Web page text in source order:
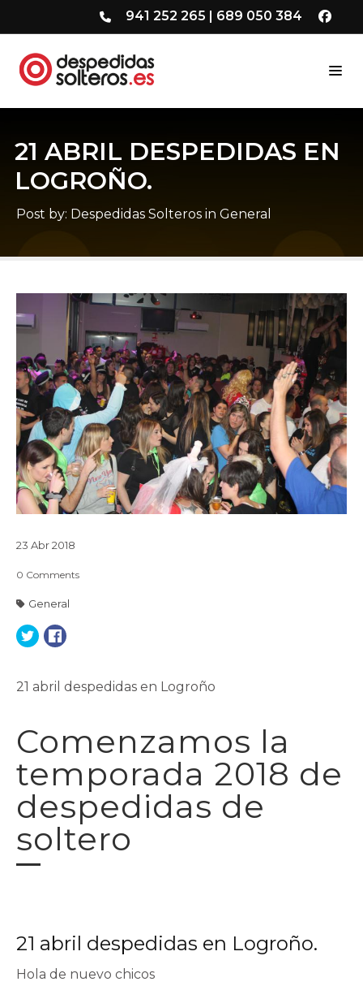
941 252 265 | 689 050 384
21 ABRIL DESPEDIDAS EN
LOGROÑO.
Post by: Despedidas Solteros in General
23 Abr2018
0 Comments
General
21 abril despedidas en Logroño
Comenzamos la
temporada 2018 de
despedidas de
soltero
21 abril despedidas en Logroño.
Hola de nuevo chicos